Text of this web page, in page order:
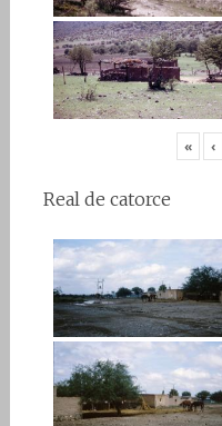
« ‹
Real de catorce